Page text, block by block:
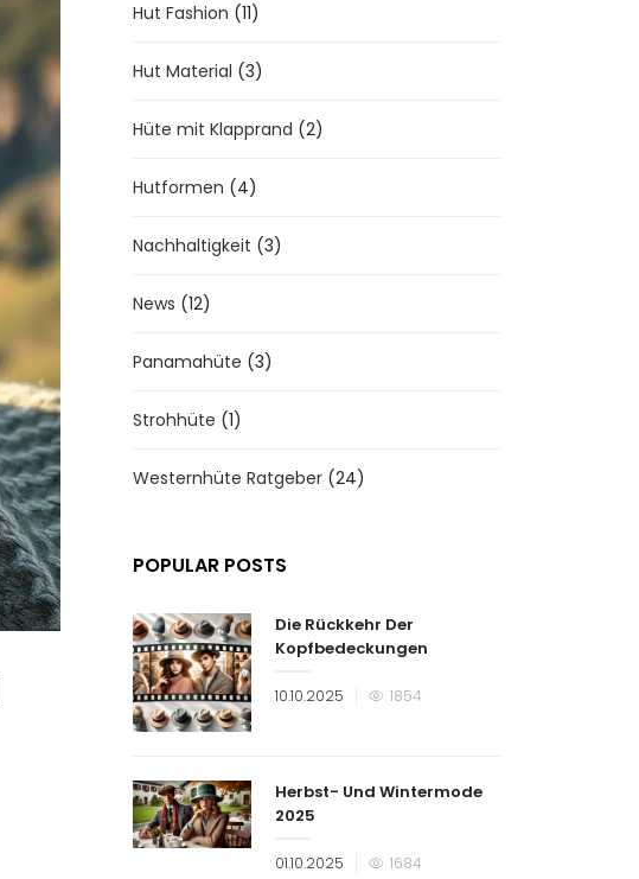
Hut Fashion (11)
Hut Material (3)
Hüte mit Klapprand (2)
Hutformen (4)
Nachhaltigkeit (3)
News (12)
Panamahüte (3)
Strohhüte (1)
Westernhüte Ratgeber (24)
POPULAR POSTS
Die Rückkehr Der
Kopfbedeckungen
Veröffentlicht
10.10.2025 1854
Herbst- Und Wintermode
2025
Veröffentlicht
01.10.2025 1684